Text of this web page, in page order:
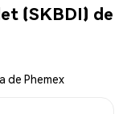
(SKBDI) de
de Phemex